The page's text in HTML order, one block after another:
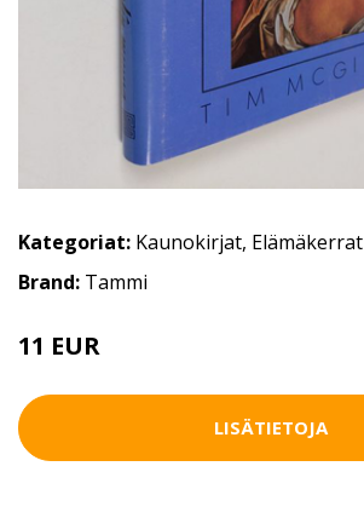
Kategoriat: Kaunokirjat, Elämäkerrat
Brand: Tammi
11 EUR
LISÄTIETOJA